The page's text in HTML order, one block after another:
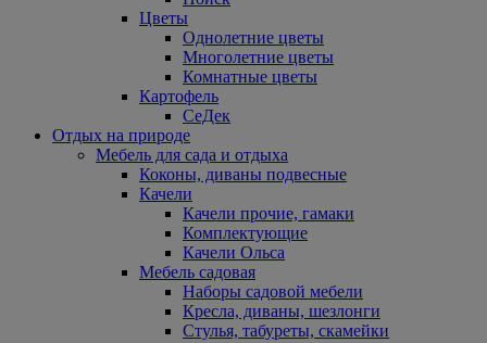
Цветы
Однолетние цветы
Многолетние цветы
Комнатные цветы
Картофель
СеДек
Отдых на природе
Мебель для сада и отдыха
Коконы, диваны подвесные
Качели
Качели прочие, гамаки
Комплектующие
Качели Ольса
Мебель садовая
Наборы садовой мебели
Кресла, диваны, шезлонги
Стулья, табуреты, скамейки